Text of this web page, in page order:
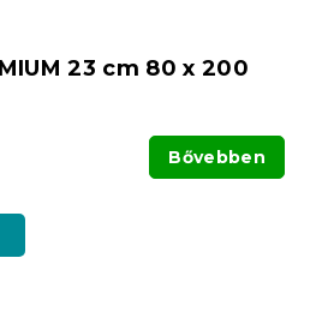
23 cm 80 x 200
Bővebben